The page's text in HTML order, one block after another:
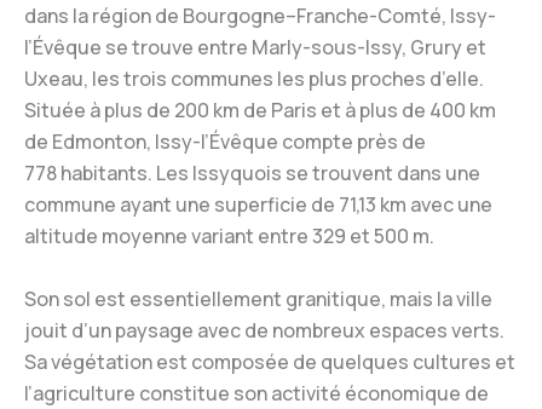
dans la région de Bourgogne–Franche-Comté, Issy-
l’Évêque se trouve entre Marly-sous-Issy, Grury et
Uxeau, les trois communes les plus proches d’elle.
Située à plus de 200 km de Paris et à plus de 400 km
de Edmonton, Issy-l’Évêque compte près de
778 habitants. Les Issyquois se trouvent dans une
commune ayant une superficie de 71,13 km avec une
altitude moyenne variant entre 329 et 500 m.
Son sol est essentiellement granitique, mais la ville
jouit d’un paysage avec de nombreux espaces verts.
Sa végétation est composée de quelques cultures et
l’agriculture constitue son activité économique de